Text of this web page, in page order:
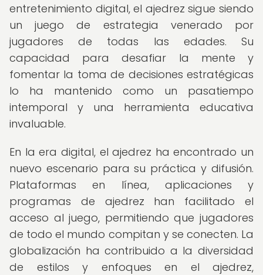
entretenimiento digital, el ajedrez sigue siendo
un juego de estrategia venerado por
jugadores de todas las edades. Su
capacidad para desafiar la mente y
fomentar la toma de decisiones estratégicas
lo ha mantenido como un pasatiempo
intemporal y una herramienta educativa
invaluable.
En la era digital, el ajedrez ha encontrado un
nuevo escenario para su práctica y difusión.
Plataformas en línea, aplicaciones y
programas de ajedrez han facilitado el
acceso al juego, permitiendo que jugadores
de todo el mundo compitan y se conecten. La
globalización ha contribuido a la diversidad
de estilos y enfoques en el ajedrez,